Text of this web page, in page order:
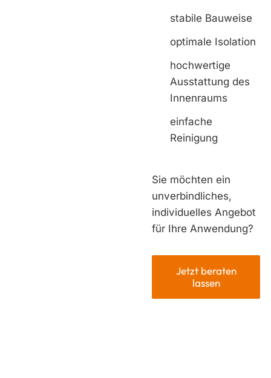
stabile Bauweise
optimale Isolation
hochwertige
Ausstattung des
Innenraums
einfache
Reinigung
Sie möchten ein
unverbindliches,
individuelles Angebot
für Ihre Anwendung?
Jetzt beraten
lassen